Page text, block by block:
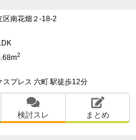
区南花畑２-18-2
2
スプレス 六町 駅徒歩12分
検討スレ まとめ